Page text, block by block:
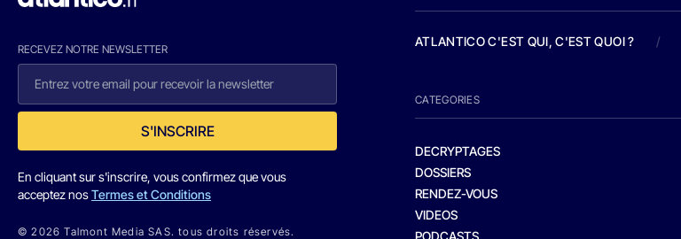
RECEVEZ NOTRE NEWSLETTER
S'INSCRIRE
En cliquant sur s'inscrire, vous confirmez que vous
acceptez nosTermes et Conditions
© 2026 Talmont Media SAS. tous droits réservés.
ATLANTICO C'EST QUI, C'EST QUOI ? /
CATEGORIES
DECRYPTAGES
DOSSIERS
RENDEZ-VOUS
VIDEOS
PODCASTS